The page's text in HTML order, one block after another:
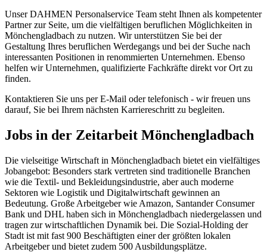
Unser DAHMEN Personalservice Team steht Ihnen als kompetenter
Partner zur Seite, um die vielfältigen beruflichen Möglichkeiten in
Mönchengladbach zu nutzen. Wir unterstützen Sie bei der
Gestaltung Ihres beruflichen Werdegangs und bei der Suche nach
interessanten Positionen in renommierten Unternehmen. Ebenso
helfen wir Unternehmen, qualifizierte Fachkräfte direkt vor Ort zu
finden.
Kontaktieren Sie uns per E-Mail oder telefonisch - wir freuen uns
darauf, Sie bei Ihrem nächsten Karriereschritt zu begleiten.
Jobs in der Zeitarbeit Mönchengladbach
Die vielseitige Wirtschaft in Mönchengladbach bietet ein vielfältiges
Jobangebot: Besonders stark vertreten sind traditionelle Branchen
wie die Textil- und Bekleidungsindustrie, aber auch moderne
Sektoren wie Logistik und Digitalwirtschaft gewinnen an
Bedeutung. Große Arbeitgeber wie Amazon, Santander Consumer
Bank und DHL haben sich in Mönchengladbach niedergelassen und
tragen zur wirtschaftlichen Dynamik bei. Die Sozial-Holding der
Stadt ist mit fast 900 Beschäftigten einer der größten lokalen
Arbeitgeber und bietet zudem 500 Ausbildungsplätze.